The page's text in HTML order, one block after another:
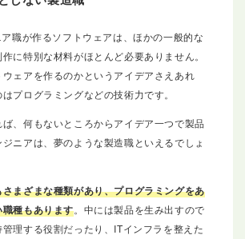
職が作るソフトウェアは、ほかの一般的な
に特別な材料がほとんど必要ありません。
ウェアを作るのかというアイデアさえあれ
プログラミングなどの技術力です。
、何もないところからアイデア一つで製品
ニアは、夢のような製造職といえるでしょ
まざまな種類があり、プログラミングをあ
種もあります。中には製品を生み出すので
理する役割だったり、ITインフラを整えた